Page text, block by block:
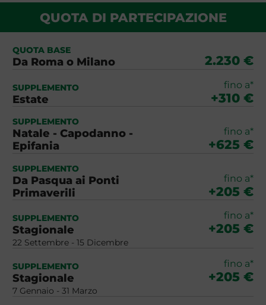
QUOTA DI PARTECIPAZIONE
QUOTA BASE
Da Roma o Milano 2.230 €
SUPPLEMENTO
Estate
fino a*
+310 €
SUPPLEMENTO
Natale - Capodanno -
Epifania
fino a*
+625 €
SUPPLEMENTO
Da Pasqua ai Ponti
Primaverili
fino a*
+205 €
SUPPLEMENTO
Stagionale
22 Settembre - 15 Dicembre
fino a*
+205 €
SUPPLEMENTO
Stagionale
7 Gennaio - 31 Marzo
fino a*
+205 €